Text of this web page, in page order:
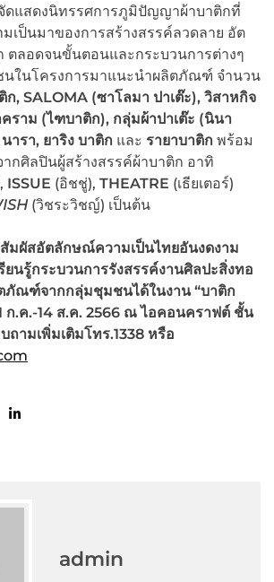
ดแสดงนิทรรศการภูมิปัญญาผ้าบาติกที่
เป็นมาของการสร้างสรรค์ลวดลาย อัต
ตลอดจนขั้นตอนและกระบวนการต่างๆ
ในโครงการมาแนะนำผลิตภัณฑ์ จำนวน
ก, SALOMA (ซาโลมา ปาเต๊ะ), วิสาหกิจ
ราม (ไฑบาติก), กลุ่มผ้าปาเต๊ะ (นินา
ารา, ยาริง บาติก และ รายาบาติก พร้อม
ากศิลปินผู้สร้างสรรค์ผ้าบาติก อาทิ
ISSUE (อิชชู่), THEATRE (เธียเตอร์)
(วิชระวิชญ์) เป็นต้น
มผัสอัตลักษณ์ความเป็นไทยอันงดงาม
ยนรู้กระบวนการรังสรรค์งานศิลปะสิ่งทอ
ณฑ์จากกลุ่มชุมชนได้ในงาน “บาติก
ก.ค.-14 ส.ค. 2566 ณ ไอคอนคราฟต์ ชั้น
ถามเพิ่มเติมโทร.1338 หรือ
admin